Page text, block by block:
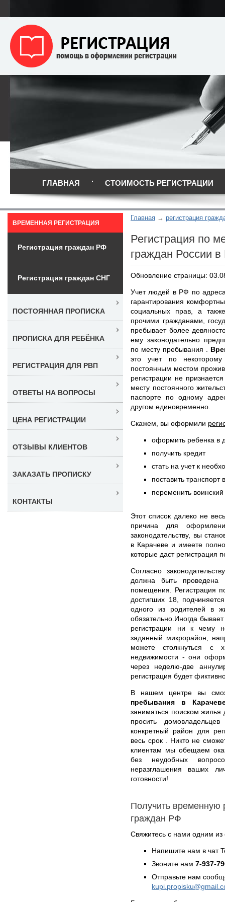
ГЛАВНАЯ СТОИМОСТЬ РЕГИСТРАЦИИ
Главная регистрация
Регистрация по
граждан России в
Обновление страницы:
Учет людей в РФ по
гарантирования
социальных прав, а
прочими гражданами,
пребывает более
ему законодательно
по месту пребывания .
это учет по
постоянным местом
регистрации не
месту постоянного
паспорте по одному
другом единовременно.
Скажем, вы оформили
оформить ребенка в
получить кредит
стать на учет к
поставить транспорт
переменить воинский
Этот список далеко не
причина для
законодательству, вы
в Карачеве и имеете
которые даст регистрация
Согласно
должна быть проведена
помещения. Регистрация
достигших 18,
одного из родителей в
обязательно.Иногда
регистрации ни к чему
заданный микрорайон,
можете столкнуться с
недвижимости - они
через неделю-две
регистрация будет
В нашем центре вы
пребывания в
заниматься поиском жилья
просить
конкретный район для
весь срок . Никто не
клиентам мы обещаем
без неудобных
неразглашения ваших
готовности!
Получить временную
граждан РФ
Свяжитесь с нами одним
Напишите нам в чат
Звоните нам 7-937-
Отправьте нам
ВРЕМЕННАЯ РЕГИСТРАЦИЯ
Регистрация граждан РФ
Регистрация граждан СНГ
ПОСТОЯННАЯ ПРОПИСКА
ПРОПИСКА ДЛЯ РЕБЁНКА
РЕГИСТРАЦИЯ ДЛЯ РВП
ОТВЕТЫ НА ВОПРОСЫ
ЦЕНА РЕГИСТРАЦИИ
ОТЗЫВЫ КЛИЕНТОВ
ЗАКАЗАТЬ ПРОПИСКУ
КОНТАКТЫ